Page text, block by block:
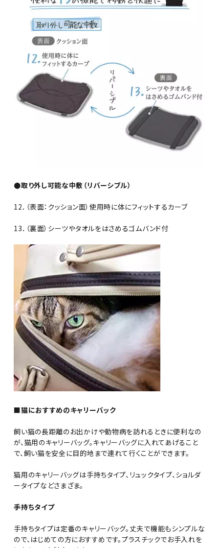
●取り外し可能な中敷（リバーシブル）
12．（表面：クッション面）使用時に体にフィットするカーブ
13．（裏面）シーツやタオルをはさめるゴムバンド付
■猫におすすめのキャリーバック
飼い猫の長距離のお出かけや動物病を訪れるときに便利なの
が、猫用のキャリーバッグ。キャリーバッグに入れてあげること
で、飼い猫を安全に目的地まで連れて行くことができます。
猫用のキャリーバッグは手持ちタイプ、リュックタイプ、ショルダ
ータイプなどさまざま。
手持ちタイプ
手持ちタイプは定番のキャリーバッグ。丈夫で機能もシンプルな
ので、はじめての方におすすめです。プラスチックでお手入れを